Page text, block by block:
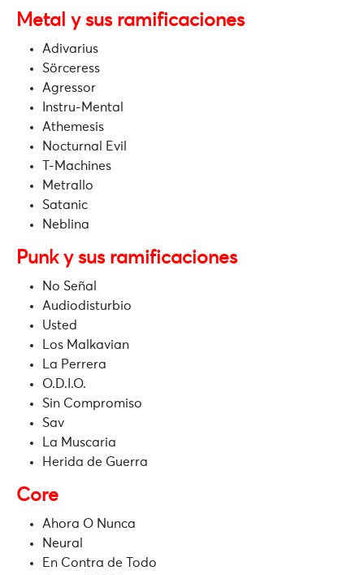
Metal y sus ramificaciones
Adivarius
Sörceress
Agressor
Instru-Mental
Athemesis
Nocturnal Evil
T-Machines
Metrallo
Satanic
Neblina
Punk y sus ramificaciones
No Señal
Audiodisturbio
Usted
Los Malkavian
La Perrera
O.D.I.O.
Sin Compromiso
Sav
La Muscaria
Herida de Guerra
Core
Ahora O Nunca
Neural
En Contra de Todo